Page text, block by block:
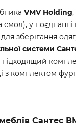
VMV Holding,
у
зберігання
системи
з комплектом
Сантес